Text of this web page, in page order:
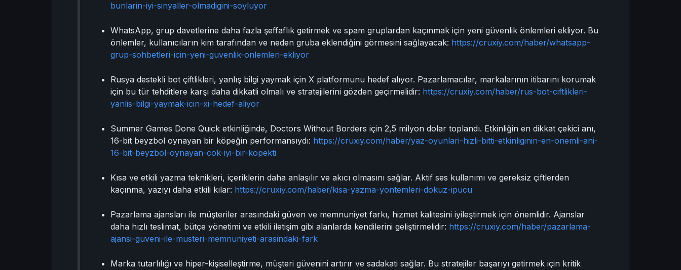
bunlarin-iyi-sinyaller-olmadigini-soyluyor
WhatsApp, grup davetlerine daha fazla şeffaflık getirmek ve spam gruplardan kaçınmak için yeni güvenlik önlemleri ekliyor. Bu
önlemler, kullanıcıların kim tarafından ve neden gruba eklendiğini görmesini sağlayacak: https://cruxiy.com/haber/whatsapp-
grup-sohbetleri-icin-yeni-guvenlik-onlemleri-ekliyor
Rusya destekli bot çiftlikleri, yanlış bilgi yaymak için X platformunu hedef alıyor. Pazarlamacılar, markalarının itibarını korumak
için bu tür tehditlere karşı daha dikkatli olmalı ve stratejilerini gözden geçirmelidir: https://cruxiy.com/haber/rus-bot-ciftlikleri-
yanlis-bilgi-yaymak-icin-xi-hedef-aliyor
Summer Games Done Quick etkinliğinde, Doctors Without Borders için 2,5 milyon dolar toplandı. Etkinliğin en dikkat çekici anı,
16-bit beyzbol oynayan bir köpeğin performansıydı: https://cruxiy.com/haber/yaz-oyunlari-hizli-bitti-etkinliginin-en-onemli-ani-
16-bit-beyzbol-oynayan-cok-iyi-bir-kopekti
Kısa ve etkili yazma teknikleri, içeriklerin daha anlaşılır ve akıcı olmasını sağlar. Aktif ses kullanımı ve gereksiz çiftlerden
kaçınma, yazıyı daha etkili kılar: https://cruxiy.com/haber/kisa-yazma-yontemleri-dokuz-ipucu
Pazarlama ajansları ile müşteriler arasındaki güven ve memnuniyet farkı, hizmet kalitesini iyileştirmek için önemlidir. Ajanslar
daha hızlı teslimat, bütçe yönetimi ve etkili iletişim gibi alanlarda kendilerini geliştirmelidir: https://cruxiy.com/haber/pazarlama-
ajansi-guveni-ile-musteri-memnuniyeti-arasindaki-fark
Marka tutarlılığı ve hiper-kişiselleştirme, müşteri güvenini artırır ve sadakati sağlar. Bu stratejiler başarıyı getirmek için kritik